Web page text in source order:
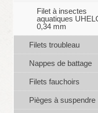
Filet à insectes
aquatiques
0,34 mm
Filets troubleau
Nappes de battage
Filets fauchoirs
Pièges à suspendre